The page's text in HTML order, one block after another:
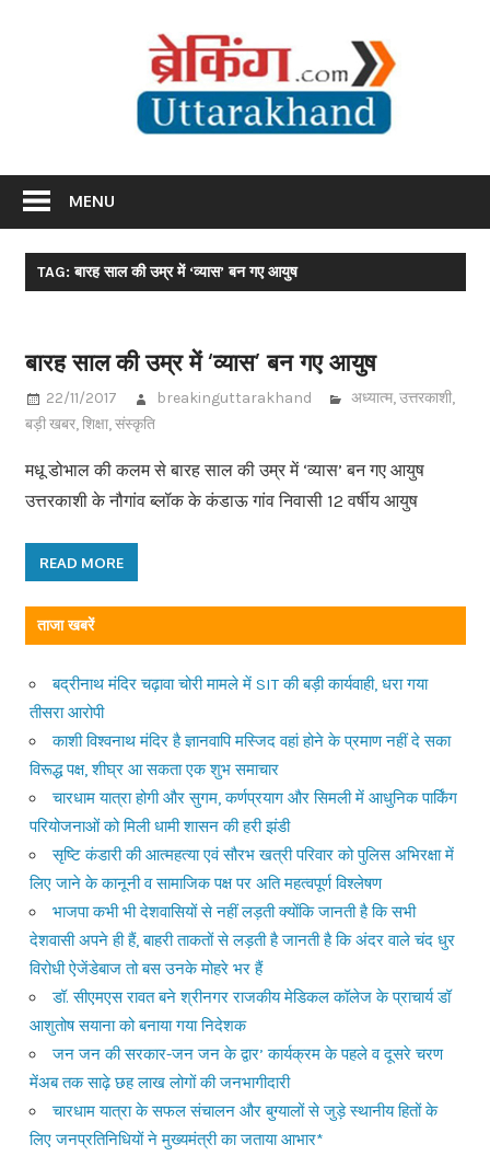
MENU
TAG: बारह साल की उम्र में ‘व्यास’ बन गए आयुष
बारह साल की उम्र में ‘व्यास’ बन गए आयुष
22/11/2017 breakinguttarakhand अध्यात्म,उत्तरकाशी,
बड़ी खबर,शिक्षा,संस्कृति
मधू डोभाल की कलम से बारह साल की उम्र में ‘व्यास’ बन गए आयुष
उत्तरकाशी के नौगांव ब्लॉक के कंडाऊ गांव निवासी 12 वर्षीय आयुष
READ MORE
ताजा खबरें
बद्रीनाथ मंदिर चढ़ावा चोरी मामले में SIT की बड़ी कार्यवाही, धरा गया
तीसरा आरोपी
काशी विश्वनाथ मंदिर है ज्ञानवापि मस्जिद वहां होने के प्रमाण नहीं दे सका
विरूद्ध पक्ष, शीघ्र आ सकता एक शुभ समाचार
चारधाम यात्रा होगी और सुगम, कर्णप्रयाग और सिमली में आधुनिक पार्किंग
परियोजनाओं को मिली धामी शासन की हरी झंडी
सृष्टि कंडारी की आत्महत्या एवं सौरभ खत्री परिवार को पुलिस अभिरक्षा में
लिए जाने के कानूनी व सामाजिक पक्ष पर अति महत्वपूर्ण विश्लेषण
भाजपा कभी भी देशवासियों से नहीं लड़ती क्योंकि जानती है कि सभी
देशवासी अपने ही हैं, बाहरी ताकतों से लड़ती है जानती है कि अंदर वाले चंद धुर
विरोधी ऐजेंडेबाज तो बस उनके मोहरे भर हैं
डॉ. सीएमएस रावत बने श्रीनगर राजकीय मेडिकल कॉलेज के प्राचार्य डॉ
आशुतोष सयाना को बनाया गया निदेशक
जन जन की सरकार-जन जन के द्वार’ कार्यक्रम के पहले व दूसरे चरण
मेंअब तक साढ़े छह लाख लोगों की जनभागीदारी
चारधाम यात्रा के सफल संचालन और बुग्यालों से जुड़े स्थानीय हितों के
लिए जनप्रतिनिधियों ने मुख्यमंत्री का जताया आभार*